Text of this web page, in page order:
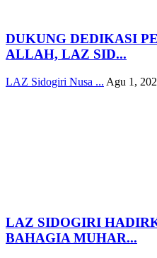
DUKUNG DEDIKASI
ALLAH, LAZ SID...
LAZ Sidogiri Nusa ... Agu 1,
LAZ SIDOGIRI
BAHAGIA MUHAR...